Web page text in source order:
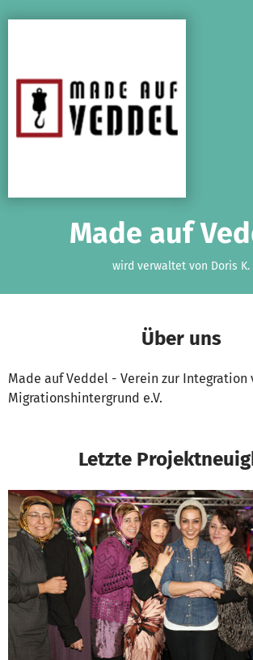
Made auf
wird verwaltet von Doris K.
Über uns
Made auf Veddel - Verein zur Integration
Migrationshintergrund e.V.
Letzte